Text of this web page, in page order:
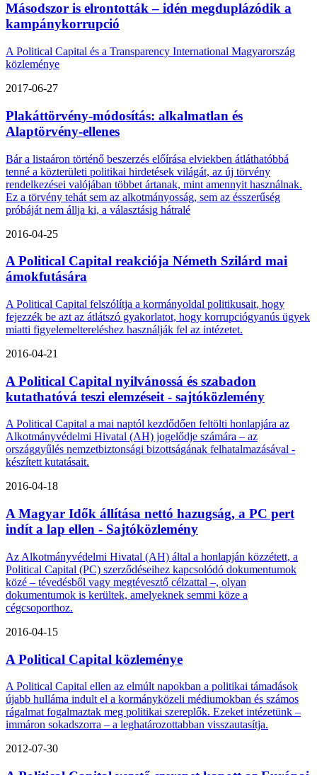
Másodszor is elrontották – idén megduplázódik a
kampánykorrupció
A Political Capital és a Transparency International Magyarország
közleménye
2017-06-27
Plakáttörvény-módosítás: alkalmatlan és
Alaptörvény-ellenes
Bár a listaáron történő beszerzés előírása elviekben átláthatóbbá
tenné a közterületi politikai hirdetések világát, az új törvény
rendelkezései valójában többet ártanak, mint amennyit használnak.
Ez a törvény tehát sem az alkotmányosság, sem az ésszerűség
próbáját nem állja ki, a választásig hátralé
2016-04-25
A Political Capital reakciója Németh Szilárd mai
ámokfutására
A Political Capital felszólítja a kormányoldal politikusait, hogy
fejezzék be azt az átlátszó gyakorlatot, hogy korrupciógyanús ügyek
miatti figyelemeltereléshez használják fel az intézetet.
2016-04-21
A Political Capital nyilvánossá és szabadon
kutathatóvá teszi elemzéseit - sajtóközlemény
A Political Capital a mai naptól kezdődően feltölti honlapjára az
Alkotmányvédelmi Hivatal (AH) jogelődje számára – az
országgyűlés nemzetbiztonsági bizottságának felhatalmazásával -
készített kutatásait.
2016-04-18
A Magyar Idők állítása nettó hazugság, a PC pert
indít a lap ellen - Sajtóközlemény
Az Alkotmányvédelmi Hivatal (AH) által a honlapján közzétett, a
Political Capital (PC) szerződéseihez kapcsolódó dokumentumok
közé – tévedésből vagy megtévesztő célzattal –, olyan
dokumentumok is kerültek, amelyeknek semmi köze a
cégcsoporthoz.
2016-04-15
A Political Capital közleménye
A Political Capital ellen az elmúlt napokban a politikai támadások
újabb hulláma indult el a kormányközeli médiumokban és számos
rágalmat fogalmaztak meg politikai szereplők. Ezeket intézetünk –
immáron sokadszorra – a leghatározottabban visszautasítja.
2012-07-30